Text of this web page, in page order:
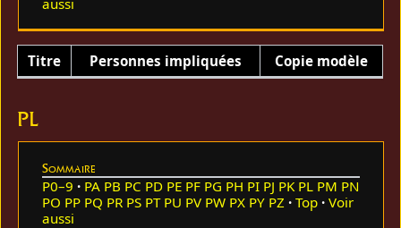
aussi
Titre Personnes impliquées Copie modèle
PL
Sommaire
P0–9 PA PB PC PD PE PF PG PH PI PJ PK PL PM PN
PO PP PQ PR PS PT PU PV PW PX PY PZ Top
Voir
aussi